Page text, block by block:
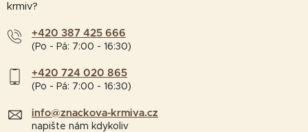
krmiv?
+420 387 425 666
(Po - Pá: 7:00 - 16:30)
+420 724 020 865
(Po - Pá: 7:00 - 16:30)
info@znackova-krmiva.cz
napište nám kdykoliv